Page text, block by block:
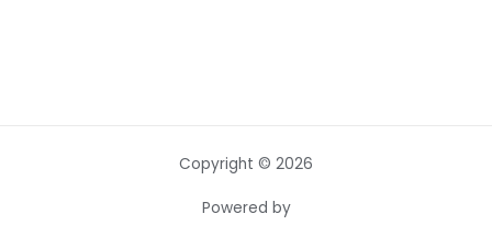
Copyright © 2026
Powered by